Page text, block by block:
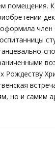
помещения. К
член
Рождеству
но и самим